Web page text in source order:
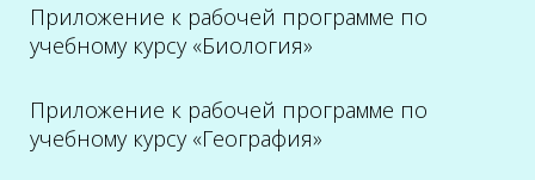
Приложение к рабочей программе по
учебному курсу «Биология»
Приложение к рабочей программе по
учебному курсу «География»